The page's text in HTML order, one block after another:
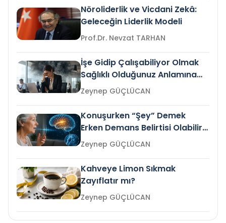
Nöroliderlik ve Vicdani Zekâ:
Geleceğin Liderlik Modeli
Prof.Dr. Nevzat TARHAN
İşe Gidip Çalışabiliyor Olmak
Sağlıklı Olduğunuz Anlamına
Gelir mi?Zeynep GÜÇLÜCAN
Konuşurken “Şey” Demek
Erken Demans Belirtisi Olabilir
mi?
Zeynep GÜÇLÜCAN
Kahveye Limon Sıkmak
Zayıflatır mı?
Zeynep GÜÇLÜCAN